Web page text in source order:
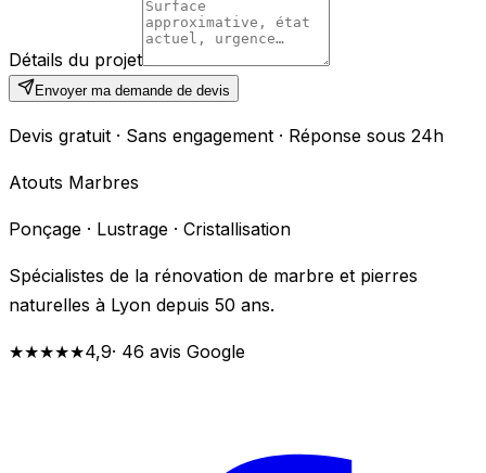
Détails du projet
Envoyer ma demande de devis
Devis gratuit · Sans engagement · Réponse sous 24h
Atouts Marbres
Ponçage · Lustrage · Cristallisation
Spécialistes de la rénovation de marbre et pierres
naturelles à Lyon depuis 50 ans.
★★★★★4,9· 46 avis Google